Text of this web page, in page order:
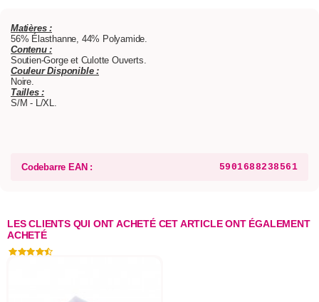
Matières :
56% Élasthanne, 44% Polyamide.
Contenu :
Soutien-Gorge et Culotte Ouverts.
Couleur Disponible :
Noire.
Tailles :
S/M - L/XL.
Codebarre EAN : 5901688238561
LES CLIENTS QUI ONT ACHETÉ CET ARTICLE ONT ÉGALEMENT
ACHETÉ